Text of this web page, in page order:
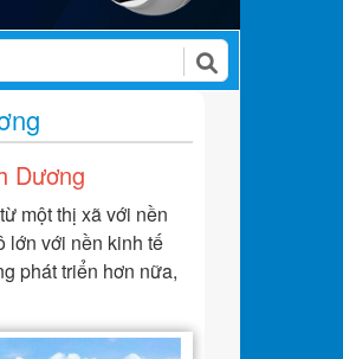
Dương
một thị xã với nền
lớn với nền kinh tế
phát triển hơn nữa,